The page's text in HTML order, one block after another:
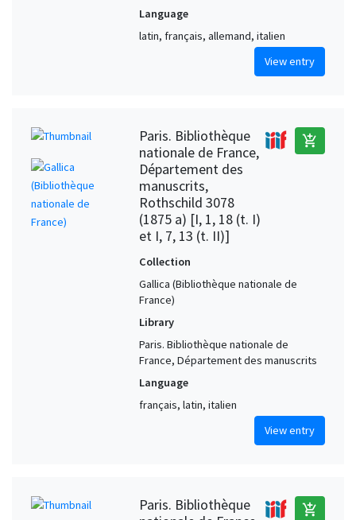
Language
latin, français, allemand, italien
View entry
Paris. Bibliothèque
nationale de France,
Département des
manuscrits,
Rothschild 3078
(1875 a) [I, 1, 18 (t. I)
et I, 7, 13 (t. II)]
add_shopping_cart
Collection
Gallica (Bibliothèque nationale de
France)
Library
Paris. Bibliothèque nationale de
France, Département des manuscrits
Language
français, latin, italien
View entry
Paris. Bibliothèque
add_shopping_cart